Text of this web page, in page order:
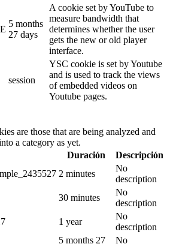
5 months
27 days
A cookie set by YouTube to
measure bandwidth that
determines whether the user
gets the new or old player
interface.
session
YSC cookie is set by Youtube
and is used to track the views
of embedded videos on
Youtube pages.
are those that are being analyzed and
a category as yet.
Duración
Descripción
2 minutes
No
description
30 minutes
No
description
1 year
No
description
5 months 27
No